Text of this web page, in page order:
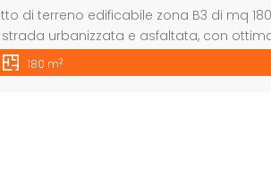
di terreno edificabile zona B3 di mq
urbanizzata e asfaltata, con
180 m2